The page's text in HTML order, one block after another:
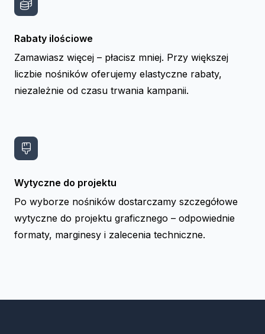
Rabaty ilościowe
Zamawiasz więcej – płacisz mniej. Przy większej
liczbie nośników oferujemy elastyczne rabaty,
niezależnie od czasu trwania kampanii.
Wytyczne do projektu
Po wyborze nośników dostarczamy szczegółowe
wytyczne do projektu graficznego – odpowiednie
formaty, marginesy i zalecenia techniczne.